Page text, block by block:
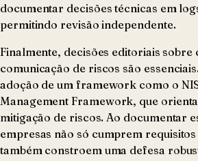
documentar decisões técnicas em
permitindo revisão independente.
Finalmente, decisões editoriais
comunicação de riscos são
adoção de um framework como o
Management Framework, que
mitigação de riscos. Ao documentar
empresas não só cumprem
também constroem uma defesa